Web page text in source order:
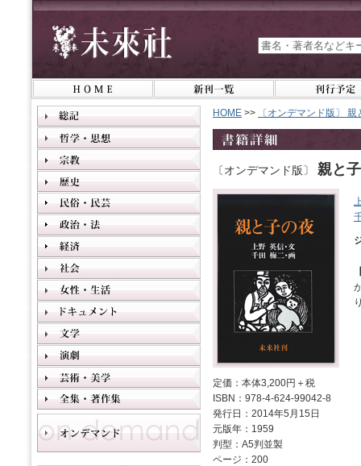
HOME >> 〔オンデマンド版〕
〔オンデマンド版〕 親と
定価：本体3,200円＋税
ISBN：978-4-624-99042-8
発行日：2014年5月15日
元版年：1959
判型：A5判並製
ページ：200